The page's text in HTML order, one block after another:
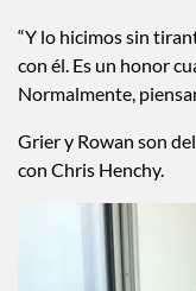
“Y lo hicimos sin
con él. Es un honor
Normalmente,
Grier y Rowan son
con Chris Henchy.